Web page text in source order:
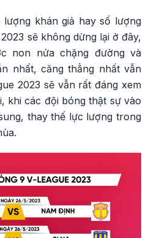
khán giả hay số lượng
sẽ không dừng lại ở đây,
non nửa chặng đường và
nhất, căng thẳng nhất vẫn
2023 sẽ vẫn rất đáng xem
khi các đội bóng thật sự vào
thay thế lực lượng trong